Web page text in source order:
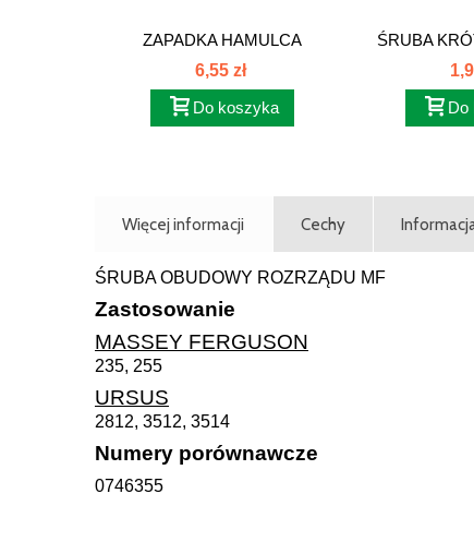
ZAPADKA HAMULCA
RĘCZNEGO 80231005
6,55 zł
Do koszyka
ŚRUBA
Do
Więcej informacji Cechy
ŚRUBA OBUDOWY ROZRZĄDU MF
Zastosowanie
MASSEY FERGUSON
235, 255
URSUS
2812, 3512, 3514
Numery porównawcze
0746355